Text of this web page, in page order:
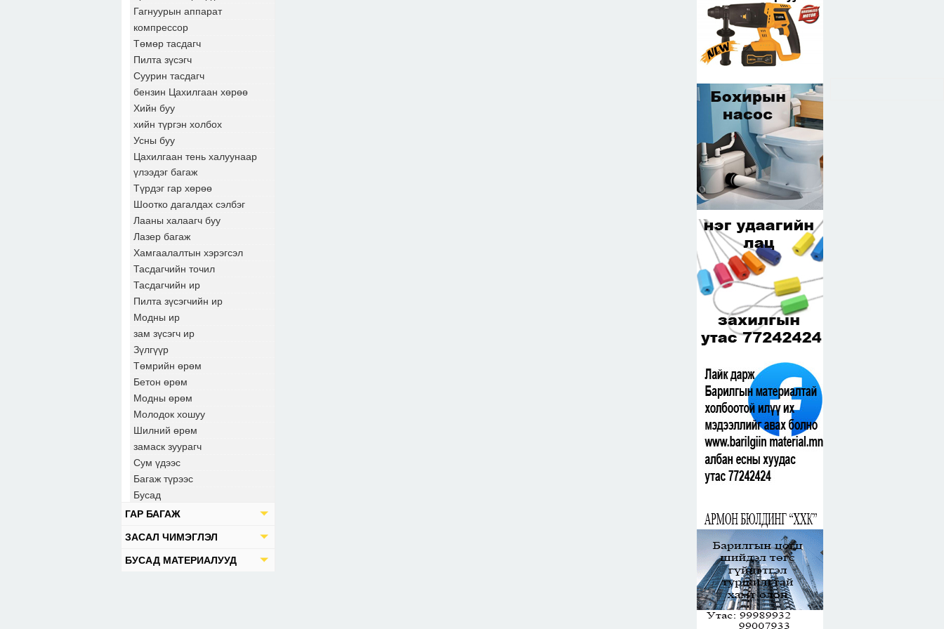
Гагнуурын аппарат
компрессор
Төмөр тасдагч
Пилта зүсэгч
Суурин тасдагч
бензин Цахилгаан хөрөө
Хийн буу
хийн түргэн холбох
Усны буу
Цахилгаан тень халуунаар
үлээдэг багаж
Түрдэг гар хөрөө
Шоотко дагалдах сэлбэг
Лааны халаагч буу
Лазер багаж
Хамгаалалтын хэрэгсэл
Тасдагчийн точил
Тасдагчийн ир
Пилта зүсэгчийн ир
Модны ир
зам зүсэгч ир
Зүлгүүр
Төмрийн өрөм
Бетон өрөм
Модны өрөм
Молодок хошуу
Шилний өрөм
замаск зуурагч
Сум үдээс
Багаж түрээс
Бусад
ГАР БАГАЖ
ЗАСАЛ ЧИМЭГЛЭЛ
БУСАД МАТЕРИАЛУУД